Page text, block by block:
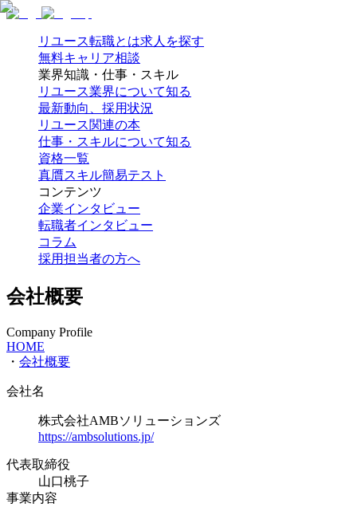
リユース転職とは求人を探す
無料キャリア相談
業界知識・仕事・スキル
リユース業界について知る
最新動向、採用状況
リユース関連の本
仕事・スキルについて知る
資格一覧
真贋スキル簡易テスト
コンテンツ
企業インタビュー
転職者インタビュー
コラム
採用担当者の方へ
会社概要
Company Profile
HOME
・ 会社概要
会社名
株式会社AMBソリューションズ
https://ambsolutions.jp/
代表取締役
山口桃子
事業内容